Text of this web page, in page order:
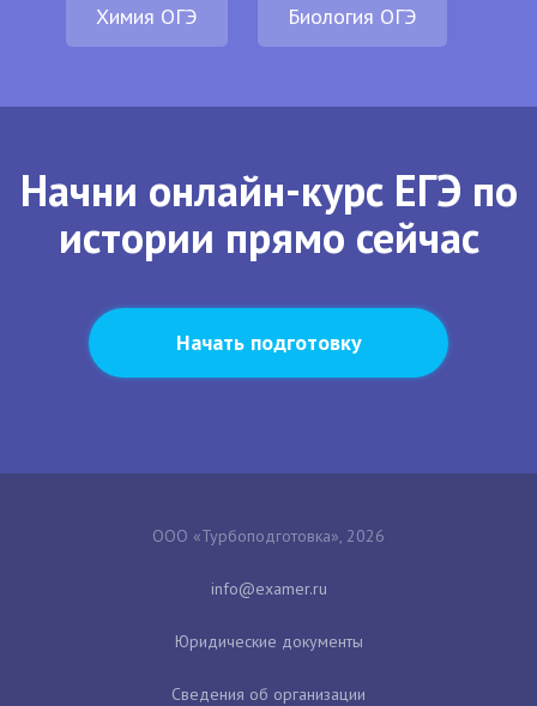
Химия ОГЭ Биология ОГЭ
Начни онлайн-курс ЕГЭ по
истории прямо сейчас
Начать подготовку
ООО «Турбоподготовка», 2026
Юридические документы
Сведения об организации